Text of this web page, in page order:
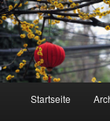
Startseite